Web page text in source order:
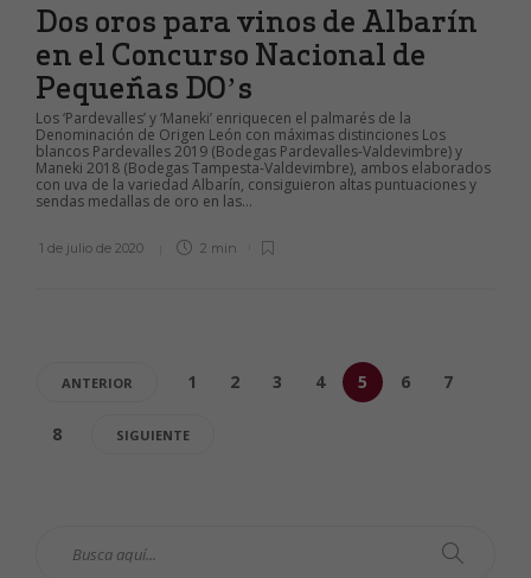
Dos oros para vinos de Albarín
en el Concurso Nacional de
Pequeñas DO’s
Los ‘Pardevalles’ y ‘Maneki’ enriquecen el palmarés de la
Denominación de Origen León con máximas distinciones Los
blancos Pardevalles 2019 (Bodegas Pardevalles-Valdevimbre) y
Maneki 2018 (Bodegas Tampesta-Valdevimbre), ambos elaborados
con uva de la variedad Albarín, consiguieron altas puntuaciones y
sendas medallas de oro en las...
1 de julio de 2020 2 min
ANTERIOR 1 2 3 4 5 6 7
8 SIGUIENTE